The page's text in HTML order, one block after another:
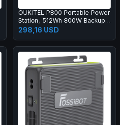
OUKITEL P800 Portable Power
Station, 512Wh 800W Backup
Battery with AC+DC Fast
Charging, Solar Generator for
298,16 USD